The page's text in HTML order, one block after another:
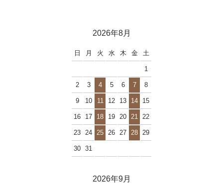
2026年8月
日 月 火 水 木 金 土
1
2 3 4 5 6 7 8
9 10 11 12 13 14 15
16 17 18 19 20 21 22
23 24 25 26 27 28 29
30 31
2026年9月